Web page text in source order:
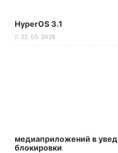
HyperOS 3.1
22. 05. 2026
медиаприложений в
блокировки